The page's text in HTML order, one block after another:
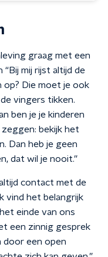
graag met een
“Bij mij rijst altijd de
op? Die moet je ook
vingers tikken.
ben je je kinderen
bekijk het
Dan heb je geen
dat wil je nooit.”
contact met de
vind het belangrijk
einde van ons
een zinnig gesprek
door een open